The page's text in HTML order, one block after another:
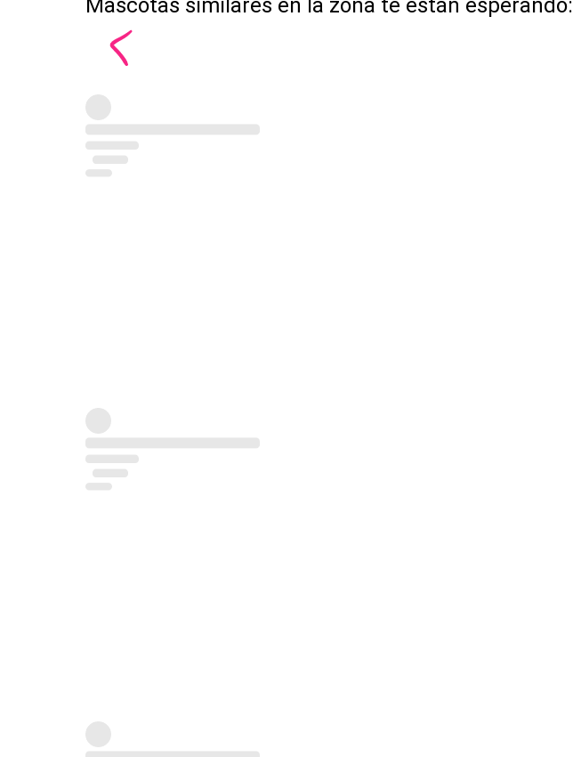
Mascotas similares en la zona te están esperando: